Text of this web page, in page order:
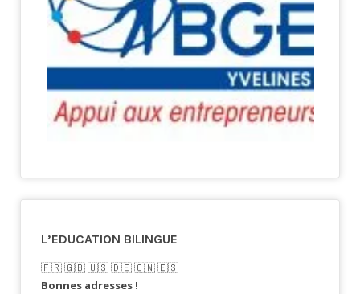
L’EDUCATION BILINGUE
🇫🇷​ 🇬🇧​ 🇺🇸​ 🇩🇪 🇨🇳 🇪🇸​
Bonnes adresses !